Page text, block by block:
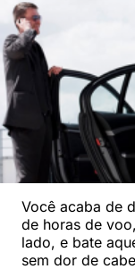
Você acaba de
de horas de
lado, e bate
sem dor de